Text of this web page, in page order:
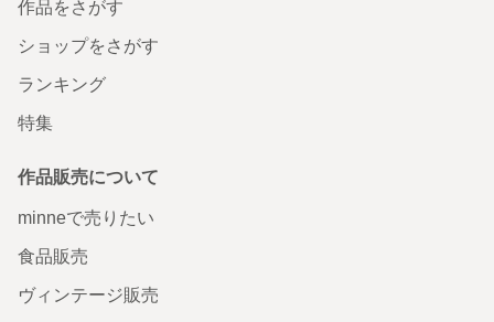
作品をさがす
ショップをさがす
ランキング
特集
作品販売について
minneで売りたい
食品販売
ヴィンテージ販売